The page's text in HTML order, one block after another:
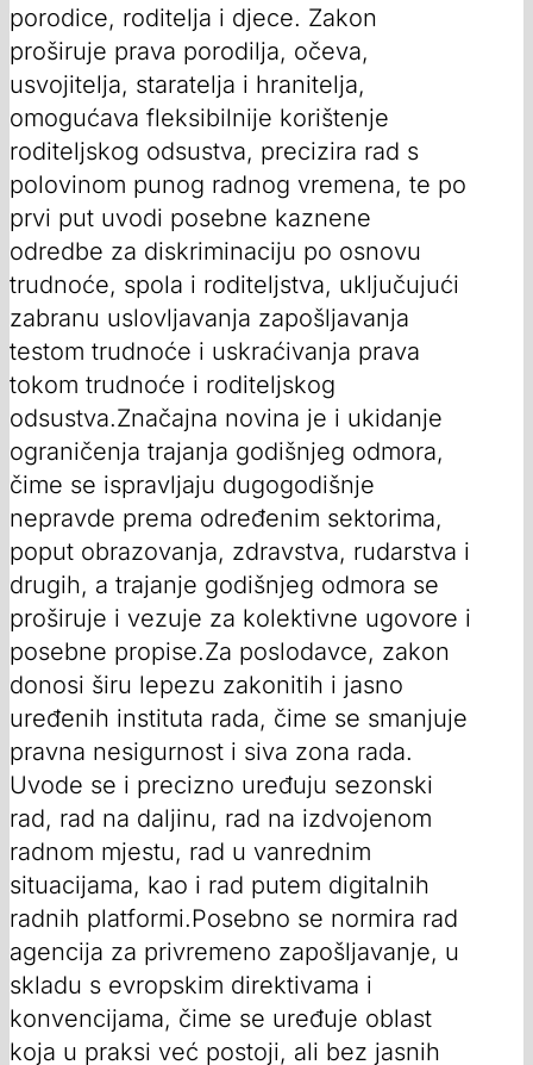
porodice, roditelja i djece. Zakon
proširuje prava porodilja, očeva,
usvojitelja, staratelja i hranitelja,
omogućava fleksibilnije korištenje
roditeljskog odsustva, precizira rad s
polovinom punog radnog vremena, te po
prvi put uvodi posebne kaznene
odredbe za diskriminaciju po osnovu
trudnoće, spola i roditeljstva, uključujući
zabranu uslovljavanja zapošljavanja
testom trudnoće i uskraćivanja prava
tokom trudnoće i roditeljskog
odsustva.Značajna novina je i ukidanje
ograničenja trajanja godišnjeg odmora,
čime se ispravljaju dugogodišnje
nepravde prema određenim sektorima,
poput obrazovanja, zdravstva, rudarstva i
drugih, a trajanje godišnjeg odmora se
proširuje i vezuje za kolektivne ugovore i
posebne propise.Za poslodavce, zakon
donosi širu lepezu zakonitih i jasno
uređenih instituta rada, čime se smanjuje
pravna nesigurnost i siva zona rada.
Uvode se i precizno uređuju sezonski
rad, rad na daljinu, rad na izdvojenom
radnom mjestu, rad u vanrednim
situacijama, kao i rad putem digitalnih
radnih platformi.Posebno se normira rad
agencija za privremeno zapošljavanje, u
skladu s evropskim direktivama i
konvencijama, čime se uređuje oblast
koja u praksi već postoji, ali bez jasnih